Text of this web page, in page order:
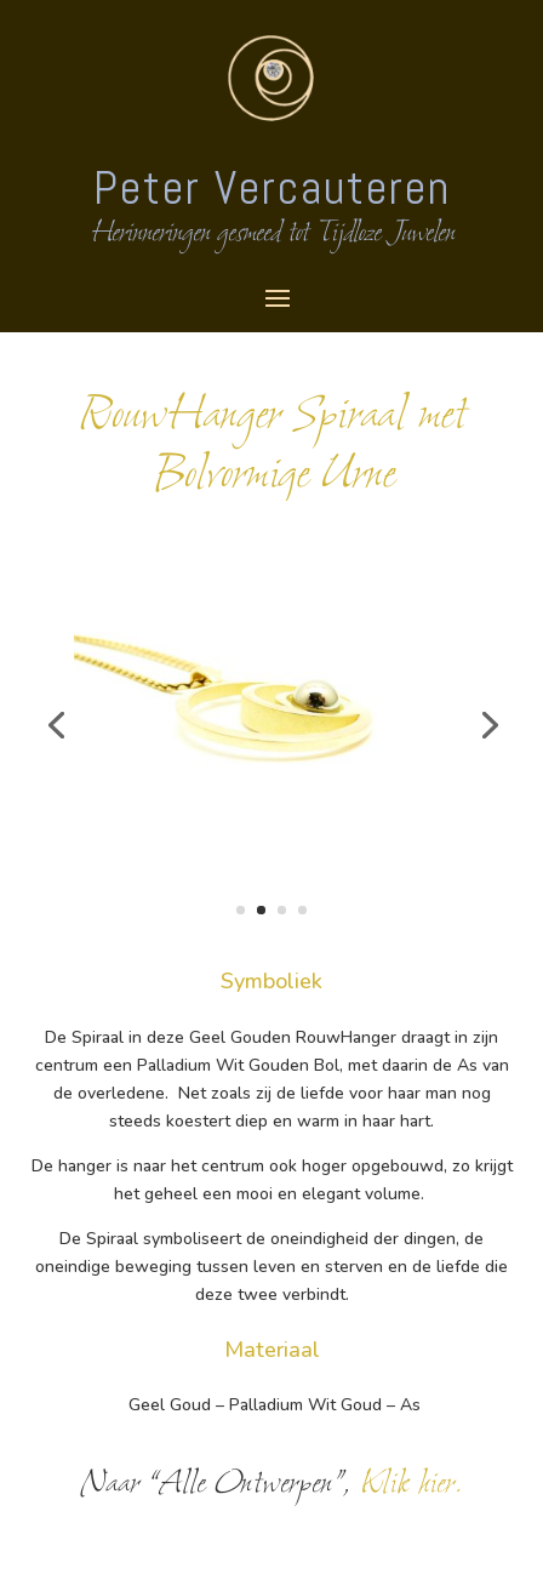
Peter Vercauteren
Herinneringen gesmeed tot Tijdloze Juwelen
RouwHanger Spiraal met
Bolvormige Urne
Symboliek
De Spiraal in deze Geel Gouden RouwHanger draagt in zijn
centrum een Palladium Wit Gouden Bol, met daarin de As van
de overledene. Net zoals zij de liefde voor haar man nog
steeds koestert diep en warm in haar hart.
De hanger is naar het centrum ook hoger opgebouwd, zo krijgt
het geheel een mooi en elegant volume.
De Spiraal symboliseert de oneindigheid der dingen, de
oneindige beweging tussen leven en sterven en de liefde die
deze twee verbindt.
Materiaal
Geel Goud – Palladium Wit Goud – As
Naar “Alle Ontwerpen”, Klik hier.